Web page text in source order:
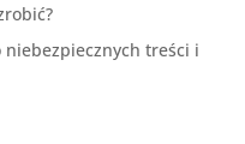
niebezpiecznych treści i